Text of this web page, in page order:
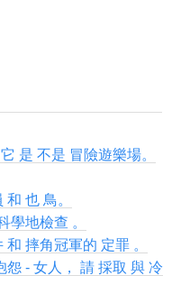
是 不是 冒險遊樂場。
也 鳥。
學地檢查 。
摔角冠軍的 定罪 。
怨 - 女人， 請 採取 與 冷